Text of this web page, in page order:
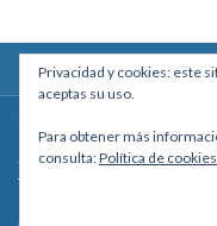
Calle Macario Pinilla # 2588
- La Paz, Bolivia
Teléfono: +591 2431818 -
Privacidad y cookies: este
aceptas su uso.
Para obtener más
consulta:Política de cookies